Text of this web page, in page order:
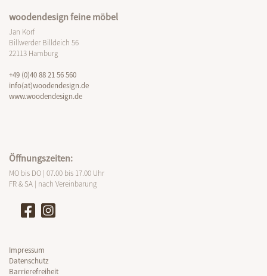
woodendesign feine möbel
Jan Korf
Billwerder Billdeich 56
22113 Hamburg
+49 (0)40 88 21 56 560
info(at)woodendesign.de
www.woodendesign.de
Öffnungszeiten:
MO bis DO | 07.00 bis 17.00 Uhr
FR & SA | nach Vereinbarung
Impressum
Datenschutz
Barrierefreiheit